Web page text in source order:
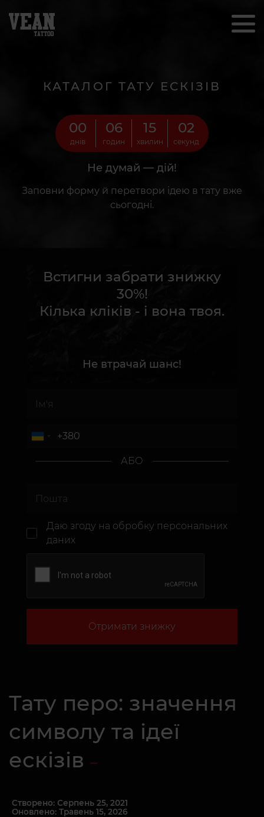
КАТАЛОГ ТАТУ ЕСКІЗІВ
00
днів
06
годин
15
хвилин
00
секунд
Не думай — дій!
Заповни форму й перетвори ідею в тату вже
сьогодні.
Встигни забрати знижку
30%!
Кілька кліків - і вона твоя.
Не втрачай шанс!
АБО
Даю згоду на обробку персональних
даних
Отримати знижку
Тату перо: значення
символу та ідеї
ескізів
Створено: Серпень 25, 2021
Оновлено: Травень 15, 2026